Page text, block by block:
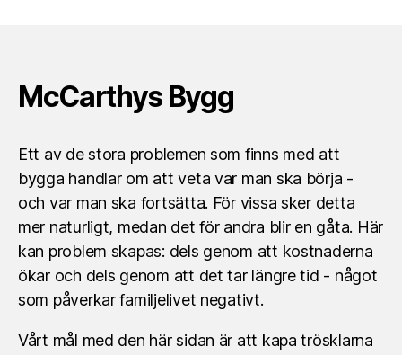
McCarthys Bygg
Ett av de stora problemen som finns med att
bygga handlar om att veta var man ska börja -
och var man ska fortsätta. För vissa sker detta
mer naturligt, medan det för andra blir en gåta. Här
kan problem skapas: dels genom att kostnaderna
ökar och dels genom att det tar längre tid - något
som påverkar familjelivet negativt.
Vårt mål med den här sidan är att kapa trösklarna